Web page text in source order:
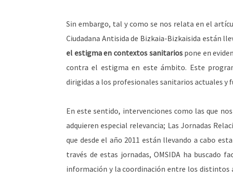
Sin embargo, tal y como se nos relata en el
Ciudadana Antisida de Bizkaia-Bizkaisida están
el estigma en contextos sanitariospone en
contra el estigma en este ámbito. Este
dirigidas a los profesionales sanitarios actuales y
En este sentido, intervenciones como las que
adquieren especial relevancia; Las Jornadas
que desde el año 2011 están llevando a cabo
través de estas jornadas, OMSIDA ha buscado
información y la coordinación entre los distintos